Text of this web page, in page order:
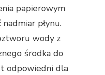
papierowym
nadmiar płynu.
wody z
środka do
odpowiedni dla